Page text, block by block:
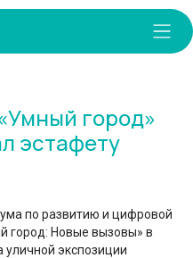
город»
эстафету
по развитию и цифровой
город: Новые вызовы» в
экспозиции